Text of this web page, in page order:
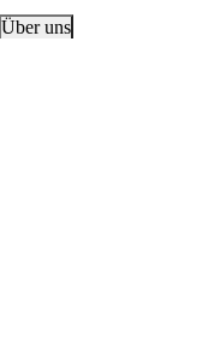
Über uns